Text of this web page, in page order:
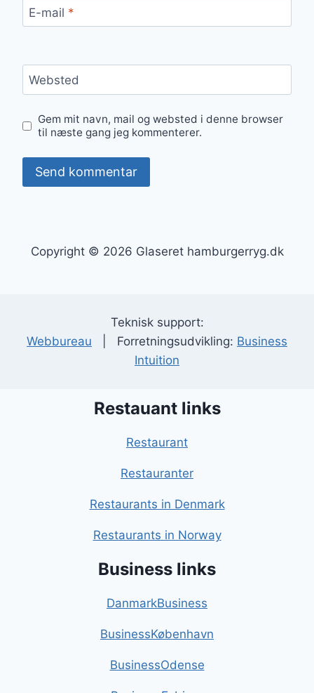
E-mail *
Websted
Gem mit navn, mail og websted i denne browser
til næste gang jeg kommenterer.
Copyright © 2026 Glaseret hamburgerryg.dk
Teknisk support:
Webbureau | Forretningsudvikling: Business
Intuition
Restauant links
Restaurant
Restauranter
Restaurants in Denmark
Restaurants in Norway
Business links
DanmarkBusiness
BusinessKøbenhavn
BusinessOdense